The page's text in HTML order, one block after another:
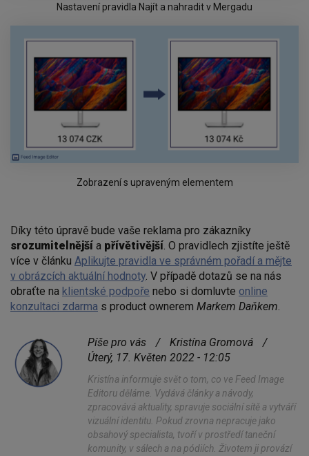
Nastavení pravidla Najít a nahradit v Mergadu
Zobrazení s upraveným elementem
Díky této úpravě bude vaše reklama pro zákazníky
srozumitelnější a přívětivější . O pravidlech zjistíte ještě
více v článku Aplikujte pravidla ve správném pořadí a mějte
v obrázcích aktuální hodnoty . V případě dotazů se na nás
obraťte na klientské podpoře nebo si domluvte online
konzultaci zdarma s product ownerem Markem Daňkem
Píše pro vás / Kristína Gromová
/
Úterý, 17. Květen 2022 - 12:05
Kristína informuje svět o tom, co ve Feed Image
Editoru děláme. Vydává články a návody,
zpracovává aktuality, spravuje sociální sítě a vytváří
vizuální identitu. Pokud zrovna nepracuje jako
obsahový specialista, tvoří v prostředí taneční
komunity, v sálech a na pódiích. Životem ji provází